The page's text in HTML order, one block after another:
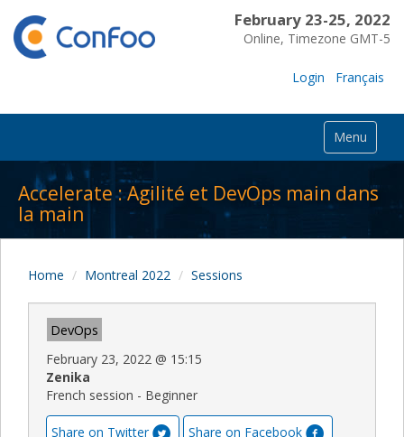
February 23-25, 2022
Online, Timezone GMT-5
Login Français
Menu
Accelerate : Agilité et DevOps main dans
la main
Home Montreal 2022 Sessions
DevOps
February 23, 2022 @ 15:15
Zenika
French session - Beginner
Share on Twitter Share on Facebook